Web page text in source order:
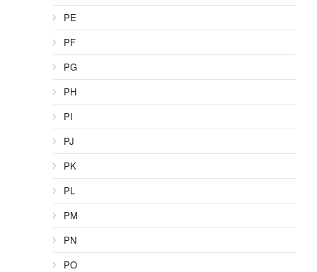
PE
PF
PG
PH
PI
PJ
PK
PL
PM
PN
PO